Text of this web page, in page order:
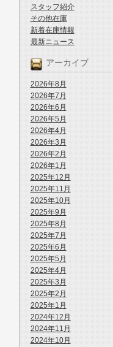
スタッフ紹介
その他在庫
新着在庫情報
最新ニュース
アーカイブ
2026年8月
2026年7月
2026年6月
2026年5月
2026年4月
2026年3月
2026年2月
2026年1月
2025年12月
2025年11月
2025年10月
2025年9月
2025年8月
2025年7月
2025年6月
2025年5月
2025年4月
2025年3月
2025年2月
2025年1月
2024年12月
2024年11月
2024年10月